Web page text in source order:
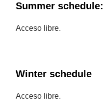
Summer schedule:
Acceso libre.
Winter schedule
Acceso libre.